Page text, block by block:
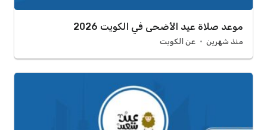
موعد صلاة عيد الأضحى في الكويت 2026
منذ شهرين عن الكويت